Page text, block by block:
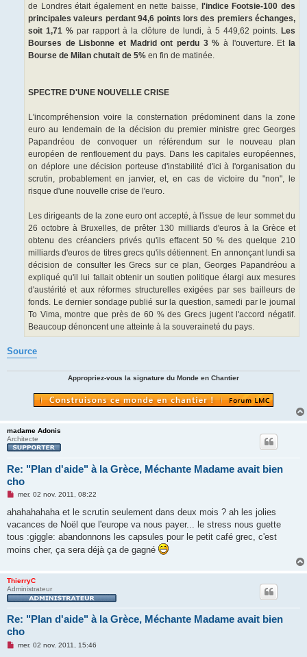
de Londres était également en nette baisse, l'indice Footsie-100 des
principales valeurs perdant 94,6 points lors des premiers échanges,
soit 1,71 % par rapport à la clôture de lundi, à 5 449,62 points. Les
Bourses de Lisbonne et Madrid ont perdu 3 % à l'ouverture. Et la
Bourse de Milan chutait de 5% en fin de matinée.
SPECTRE D'UNE NOUVELLE CRISE
L'incompréhension voire la consternation prédominent dans la zone
euro au lendemain de la décision du premier ministre grec Georges
Papandréou de convoquer un référendum sur le nouveau plan
européen de renflouement du pays. Dans les capitales européennes,
on déplore une décision porteuse d'instabilité d'ici à l'organisation du
scrutin, probablement en janvier, et, en cas de victoire du "non", le
risque d'une nouvelle crise de l'euro.
Les dirigeants de la zone euro ont accepté, à l'issue de leur sommet du
26 octobre à Bruxelles, de prêter 130 milliards d'euros à la Grèce et
obtenu des créanciers privés qu'ils effacent 50 % des quelque 210
milliards d'euros de titres grecs qu'ils détiennent. En annonçant lundi sa
décision de consulter les Grecs sur ce plan, Georges Papandréou a
expliqué qu'il lui fallait obtenir un soutien politique élargi aux mesures
d'austérité et aux réformes structurelles exigées par ses bailleurs de
fonds. Le dernier sondage publié sur la question, samedi par le journal
To Vima, montre que près de 60 % des Grecs jugent l'accord négatif.
Beaucoup dénoncent une atteinte à la souveraineté du pays.
Source
Appropriez-vous la signature du Monde en Chantier
madame Adonis
Architecte
Re: "Plan d'aide" à la Grèce, Méchante Madame avait bien
cho
M
s
a
g
n
u
mer. 02 nov. 2011, 08:22
ahahahahaha et le scrutin seulement dans deux mois ? ah les jolies
vacances de Noël que l'europe va nous payer... le stress nous guette
tous :giggle: abandonnons les capsules pour le petit café grec, c'est
moins cher, ça sera déjà ça de gagné
ThierryC
Administrateur
Re: "Plan d'aide" à la Grèce, Méchante Madame avait bien
cho
Mmer. 02 nov. 2011, 15:46